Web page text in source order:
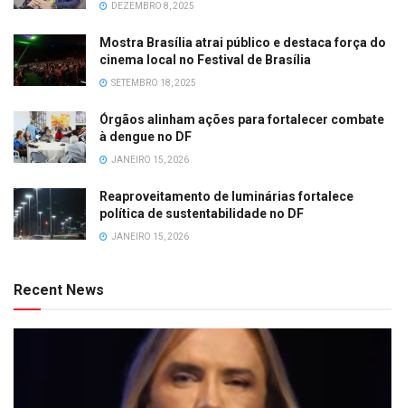
DEZEMBRO 8, 2025
Mostra Brasília atrai público e destaca força do
cinema local no Festival de Brasília
SETEMBRO 18, 2025
Órgãos alinham ações para fortalecer combate
à dengue no DF
JANEIRO 15, 2026
Reaproveitamento de luminárias fortalece
política de sustentabilidade no DF
JANEIRO 15, 2026
Recent News